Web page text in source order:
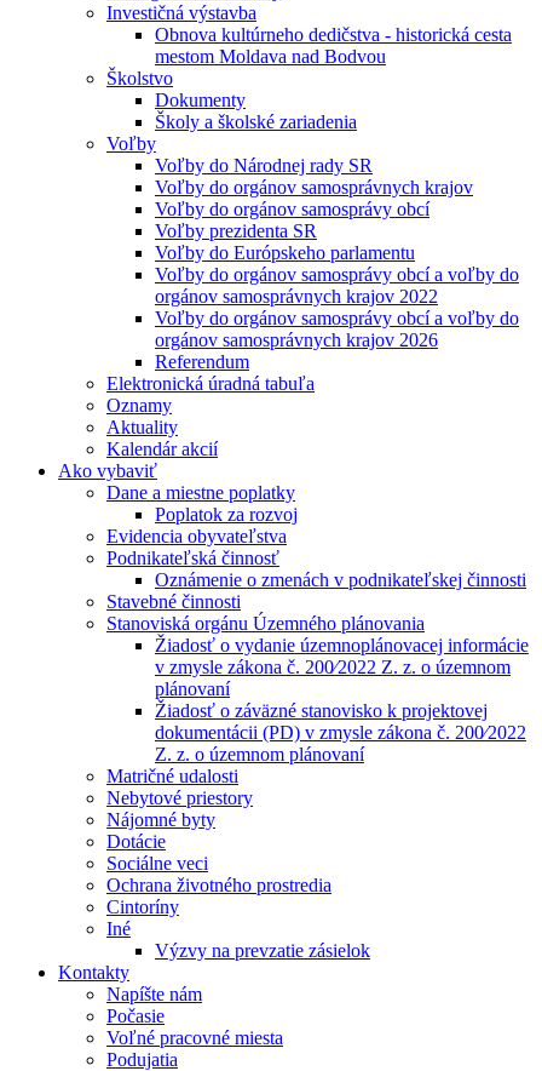
Investičná výstavba
Obnova kultúrneho dedičstva - historická cesta
mestom Moldava nad Bodvou
Školstvo
Dokumenty
Školy a školské zariadenia
Voľby
Voľby do Národnej rady SR
Voľby do orgánov samosprávnych krajov
Voľby do orgánov samosprávy obcí
Voľby prezidenta SR
Voľby do Európskeho parlamentu
Voľby do orgánov samosprávy obcí a voľby do
orgánov samosprávnych krajov 2022
Voľby do orgánov samosprávy obcí a voľby do
orgánov samosprávnych krajov 2026
Referendum
Elektronická úradná tabuľa
Oznamy
Aktuality
Kalendár akcií
Ako vybaviť
Dane a miestne poplatky
Poplatok za rozvoj
Evidencia obyvateľstva
Podnikateľská činnosť
Oznámenie o zmenách v podnikateľskej činnosti
Stavebné činnosti
Stanoviská orgánu Územného plánovania
Žiadosť o vydanie územnoplánovacej informácie
v zmysle zákona č. 200⁄2022 Z. z. o územnom
plánovaní
Žiadosť o záväzné stanovisko k projektovej
dokumentácii (PD) v zmysle zákona č. 200⁄2022
Z. z. o územnom plánovaní
Matričné udalosti
Nebytové priestory
Nájomné byty
Dotácie
Sociálne veci
Ochrana životného prostredia
Cintoríny
Iné
Výzvy na prevzatie zásielok
Kontakty
Napíšte nám
Počasie
Voľné pracovné miesta
Podujatia